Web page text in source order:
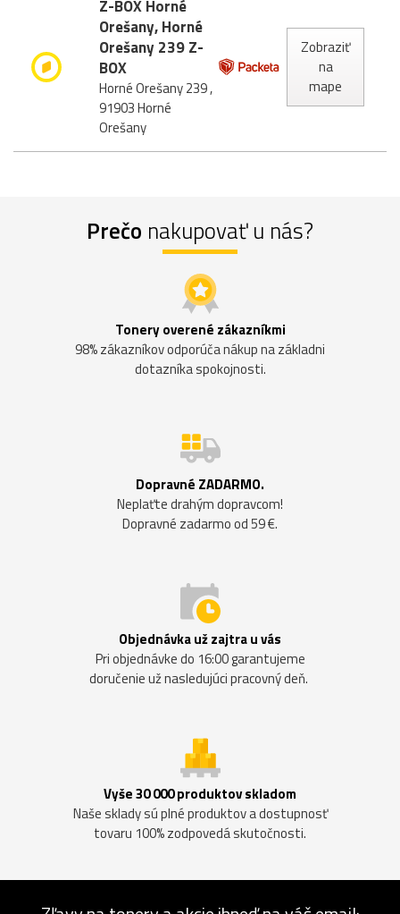
Z-BOX Horné
Orešany, Horné
Orešany 239 Z-
BOX
Horné Orešany 239 ,
91903 Horné
Orešany
Zobraziť
na
mape
Prečo nakupovať u nás?
Tonery overené zákazníkmi
98% zákazníkov odporúča nákup na základni
dotazníka spokojnosti.
Dopravné ZADARMO.
Neplaťte drahým dopravcom!
Dopravné zadarmo od 59 €.
Objednávka už zajtra u vás
Pri objednávke do 16:00 garantujeme
doručenie už nasledujúci pracovný deň.
Vyše 30 000 produktov skladom
Naše sklady sú plné produktov a dostupnosť
tovaru 100% zodpovedá skutočnosti.